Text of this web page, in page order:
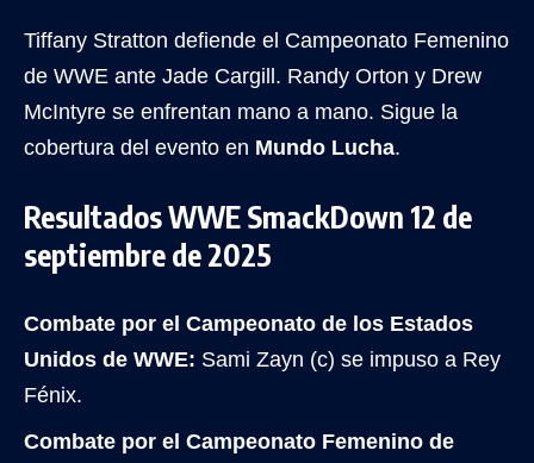
Tiffany Stratton defiende el Campeonato Femenino
de WWE ante Jade Cargill. Randy Orton y Drew
McIntyre se enfrentan mano a mano. Sigue la
cobertura del evento en Mundo Lucha.
Resultados WWE SmackDown 12 de
septiembre de 2025
Combate por el Campeonato de los Estados
Unidos de WWE: Sami Zayn (c) se impuso a Rey
Fénix.
Combate por el Campeonato Femenino de